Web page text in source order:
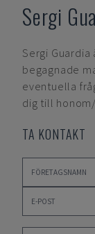
Sergi
Sergi Guardia
begagnade
eventuella
dig till
TA KONTAKT